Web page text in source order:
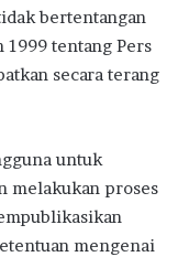
bertentangan
1999 tentang Pers
secara terang
untuk
melakukan proses
mengenai